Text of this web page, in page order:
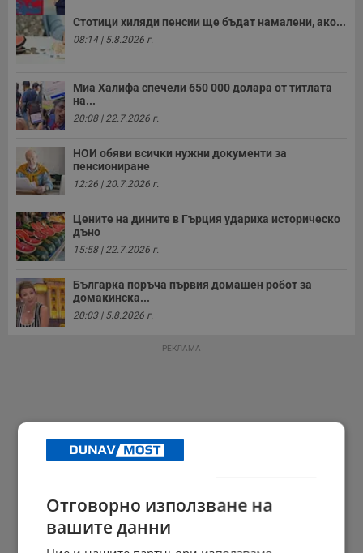
Стотици хиляди пенсии ще бъдат намалени, ако...
08:14 | 5.8.2026 г.
Миа Халифа спечели 650 000 долара от титлата
на...
20:08 | 22.7.2026 г.
НОИ обяви всички нужни документи за
пенсиониране
12:26 | 20.7.2026 г.
Цените на дините в Гърция удариха историческо
дъно
15:58 | 22.7.2026 г.
Българка поръча първия домашен робот за
домакинска...
20:03 | 5.8.2026 г.
РЕКЛАМА
Отговорно използване на
вашите данни